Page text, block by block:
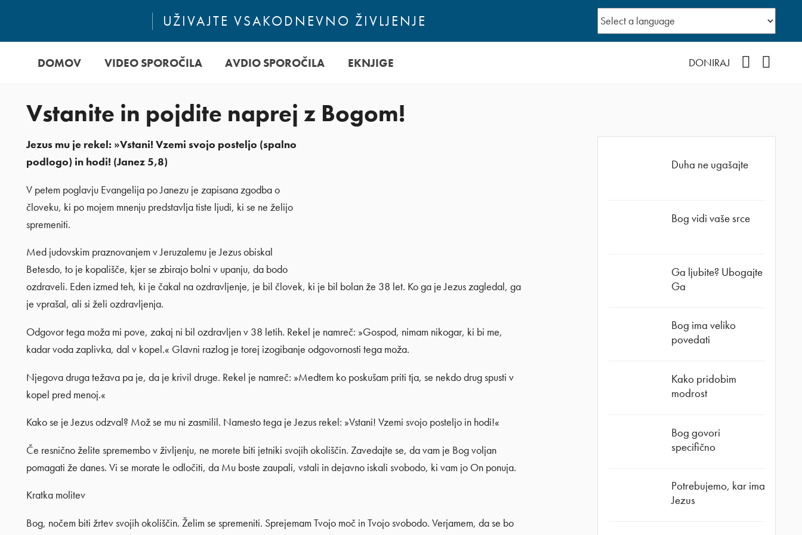
UŽIVAJTE VSAKODNEVNO ŽIVLJENJE
DOMOV VIDEO SPOROČILA AVDIO SPOROČILA EKNJIGE DONIRAJ
Vstanite in pojdite naprej z Bogom!
Jezus mu je rekel: »Vstani! Vzemi svojo posteljo (spalno
podlogo) in hodi! (Janez 5,8)
V petem poglavju Evangelija po Janezu je zapisana zgodba o
človeku, ki po mojem mnenju predstavlja tiste ljudi, ki se ne želijo
spremeniti.
Med judovskim praznovanjem v Jeruzalemu je Jezus obiskal
Betesdo, to je kopališče, kjer se zbirajo bolni v upanju, da bodo
ozdraveli. Eden izmed teh, ki je čakal na ozdravljenje, je bil človek, ki je bil bolan že 38 let. Ko ga je Jezus zagledal, ga
je vprašal, ali si želi ozdravljenja.
Odgovor tega moža mi pove, zakaj ni bil ozdravljen v 38 letih. Rekel je namreč: »Gospod, nimam nikogar, ki bi me,
kadar voda zaplivka, dal v kopel.« Glavni razlog je torej izogibanje odgovornosti tega moža.
Njegova druga težava pa je, da je krivil druge. Rekel je namreč: »Medtem ko poskušam priti tja, se nekdo drug spusti v
kopel pred menoj.«
Kako se je Jezus odzval? Mož se mu ni zasmilil. Namesto tega je Jezus rekel: »Vstani! Vzemi svojo posteljo in hodi!«
Če resnično želite spremembo v življenju, ne morete biti jetniki svojih okoliščin. Zavedajte se, da vam je Bog voljan
pomagati že danes. Vi se morate le odločiti, da Mu boste zaupali, vstali in dejavno iskali svobodo, ki vam jo On ponuja.
Kratka molitev
Bog, nočem biti žrtev svojih okoliščin. Želim se spremeniti. Sprejemam Tvojo moč in Tvojo svobodo. Verjamem, da se bo
Duha ne ugašajte
Bog vidi vaše srce
Ga ljubite? Ubogajte
Ga
Bog ima veliko
povedati
Kako pridobim
modrost
Bog govori
specifično
Potrebujemo, kar ima
Jezus